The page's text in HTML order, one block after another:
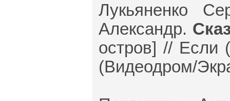
Лукьяненко
Александр.
остров] //
(Видеодром/